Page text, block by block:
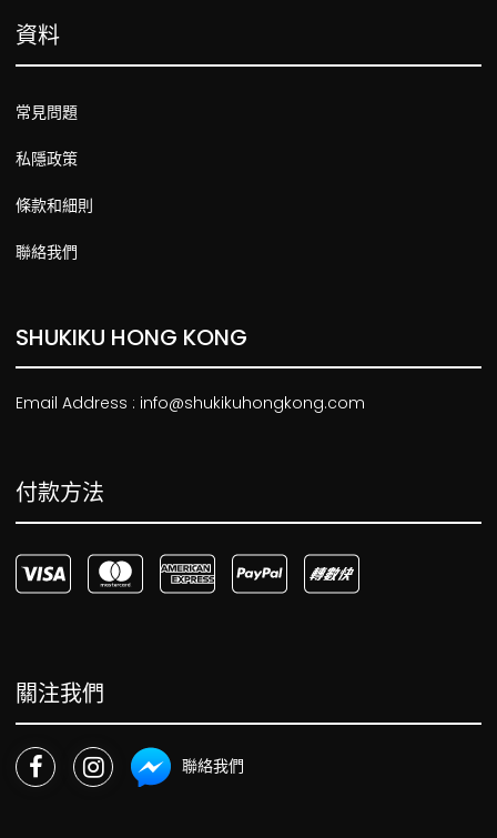
資料
常見問題
私隱政策
條款和細則
聯絡我們
SHUKIKU HONG KONG
Email Address : info@shukikuhongkong.com
付款方法
關注我們
聯絡我們